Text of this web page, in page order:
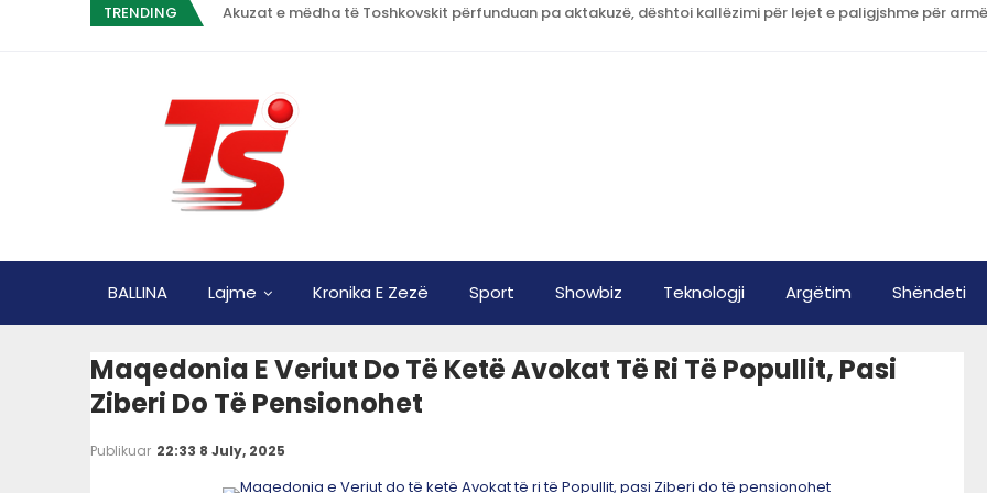
TRENDING Akuzat e mëdha të Toshkovskit përfunduan pa aktakuzë, dështoi kallëzimi për lejet e paligjshme për armë
BALLINA Lajme Kronika E Zezë Sport Showbiz Teknologji Argëtim Shëndeti
Maqedonia E Veriut Do Të Ketë Avokat Të Ri Të Popullit, Pasi
Ziberi Do Të Pensionohet
Publikuar 22:33 8 July, 2025